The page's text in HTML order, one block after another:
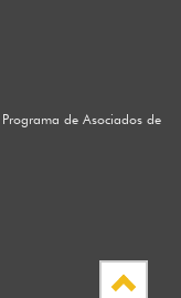
de Asociados de